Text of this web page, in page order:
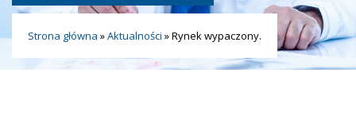
Strona główna »Aktualności »Rynek wypaczony.